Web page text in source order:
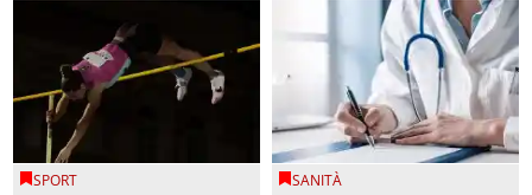
SPORT SANITÀ